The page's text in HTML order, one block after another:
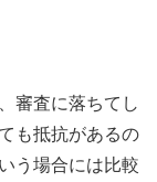
審査に落ちてし
も抵抗があるの
う場合には比較